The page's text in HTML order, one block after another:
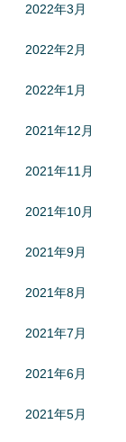
2022年3月
2022年2月
2022年1月
2021年12月
2021年11月
2021年10月
2021年9月
2021年8月
2021年7月
2021年6月
2021年5月